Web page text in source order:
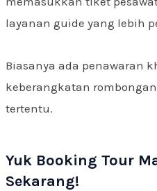
layanan guide yang lebih
Biasanya ada penawaran
keberangkatan
tertentu.
Yuk Booking Tour
Sekarang!